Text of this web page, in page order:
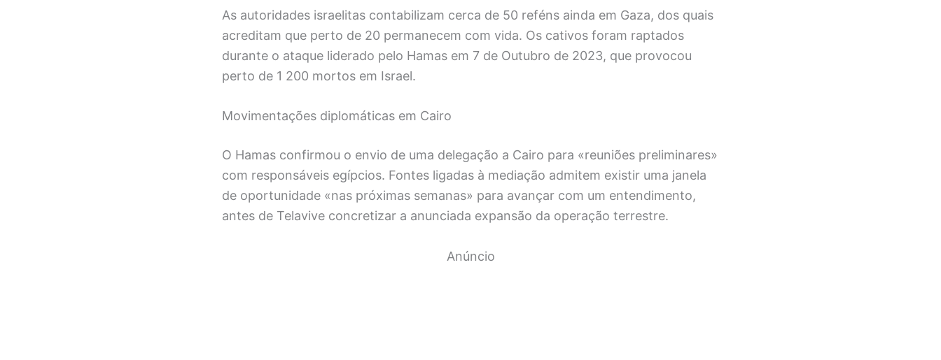
As autoridades israelitas contabilizam cerca de 50 reféns ainda em Gaza, dos quais
acreditam que perto de 20 permanecem com vida. Os cativos foram raptados
durante o ataque liderado pelo Hamas em 7 de Outubro de 2023, que provocou
perto de 1 200 mortos em Israel.
Movimentações diplomáticas em Cairo
O Hamas confirmou o envio de uma delegação a Cairo para «reuniões preliminares»
com responsáveis egípcios. Fontes ligadas à mediação admitem existir uma janela
de oportunidade «nas próximas semanas» para avançar com um entendimento,
antes de Telavive concretizar a anunciada expansão da operação terrestre.
Anúncio